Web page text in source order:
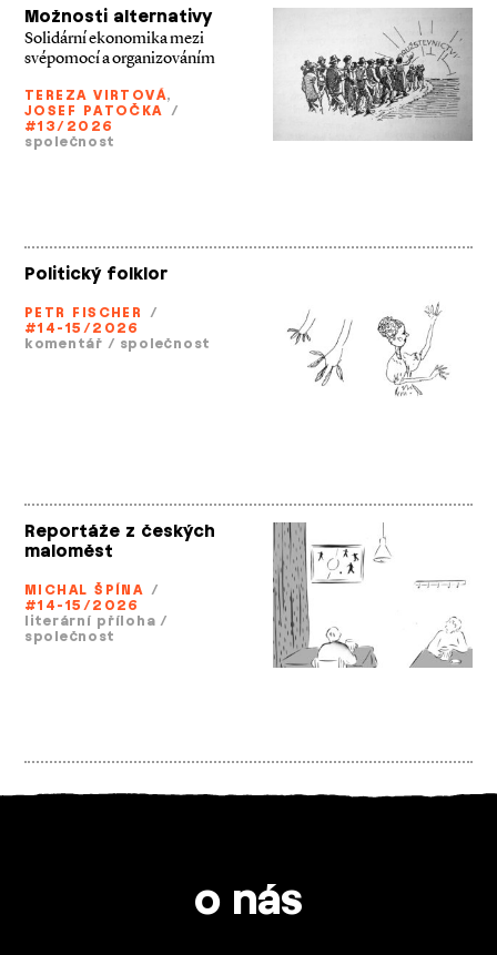
Možnosti alternativy
Solidární ekonomika mezi
svépomocí a organizováním
TEREZA VIRTOVÁ,
JOSEF PATOČKA /
#13/2026
společnost
Politický folklor
PETR FISCHER /
#14-15/2026
komentář / společnost
Reportáže z českých
maloměst
MICHAL ŠPÍNA /
#14-15/2026
literární příloha /
společnost
o nás